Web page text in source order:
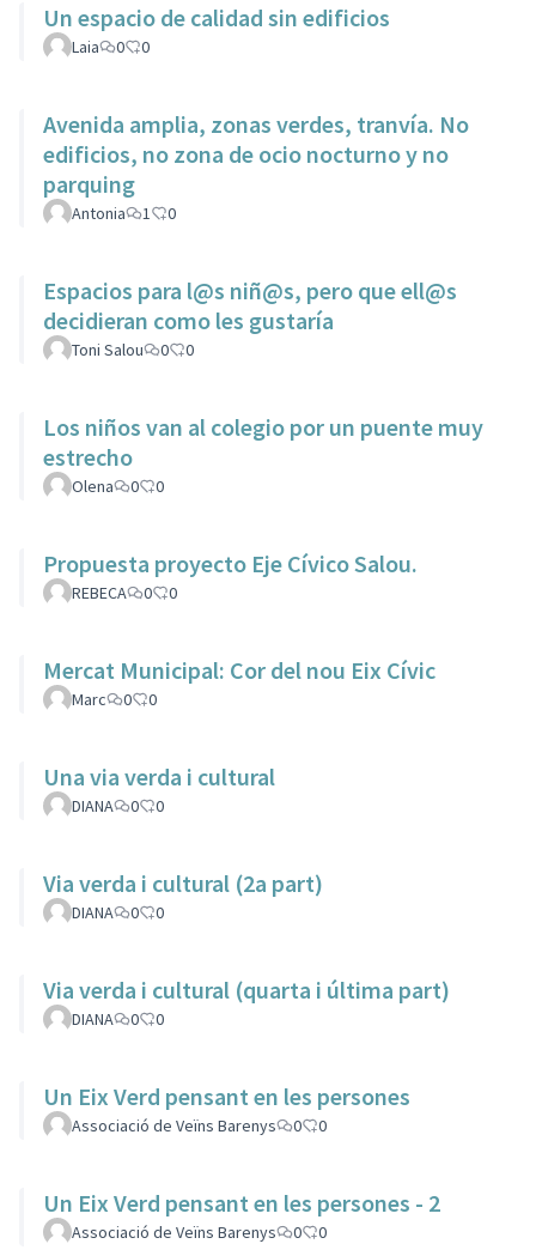
Un espacio de calidad sin edificios
Laia 0 0
Avenida amplia, zonas verdes, tranvía. No
edificios, no zona de ocio nocturno y no
parquing
Antonia 1 0
Espacios para l@s niñ@s, pero que ell@s
decidieran como les gustaría
Toni Salou 0 0
Los niños van al colegio por un puente muy
estrecho
Olena 0 0
Propuesta proyecto Eje Cívico Salou.
REBECA 0 0
Mercat Municipal: Cor del nou Eix Cívic
Marc 0 0
Una via verda i cultural
DIANA 0 0
Via verda i cultural (2a part)
DIANA 0 0
Via verda i cultural (quarta i última part)
DIANA 0 0
Un Eix Verd pensant en les persones
Associació de Veïns Barenys 0 0
Un Eix Verd pensant en les persones - 2
Associació de Veïns Barenys 0 0